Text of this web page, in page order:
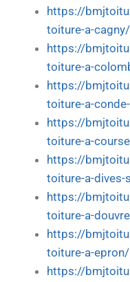
https://
toiture-a-cagny/
https://
toiture-a-
https://
toiture-a-
https://
toiture-a-
https://
toiture-a-dives-
https://
toiture-a-
https://
toiture-a-epron/
https://